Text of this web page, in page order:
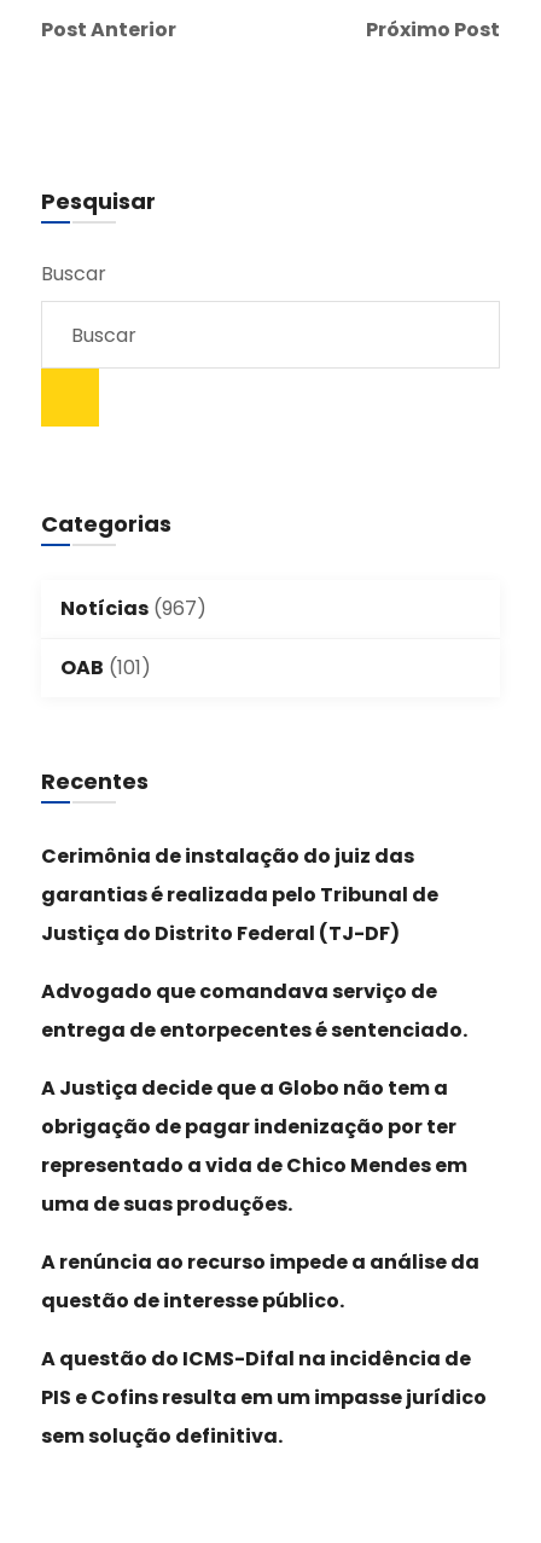
Post Anterior Próximo Post
Pesquisar
Buscar
Categorias
Notícias(967)
OAB (101)
Recentes
Cerimônia de instalação do juiz das
garantias é realizada pelo Tribunal de
Justiça do Distrito Federal (TJ-DF)
Advogado que comandava serviço de
entrega de entorpecentes é sentenciado.
A Justiça decide que a Globo não tem a
obrigação de pagar indenização por ter
representado a vida de Chico Mendes em
uma de suas produções.
A renúncia ao recurso impede a análise da
questão de interesse público.
A questão do ICMS-Difal na incidência de
PIS e Cofins resulta em um impasse jurídico
sem solução definitiva.